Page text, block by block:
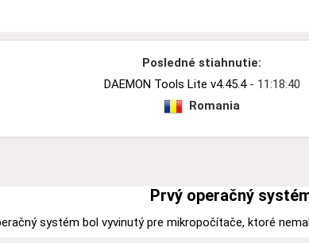
Posledné stiahnutie:
DAEMON Tools Lite v4.45.4- 11:18:40
Romania
Prvý operačný
systém bol vyvinutý pre mikropočítače, ktoré